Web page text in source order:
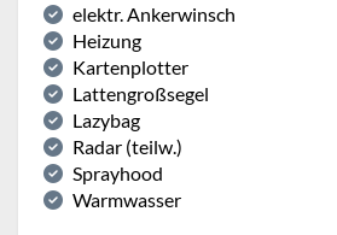
elektr. Ankerwinsch
Heizung
Kartenplotter
Lattengroßsegel
Lazybag
Radar (teilw.)
Sprayhood
Warmwasser